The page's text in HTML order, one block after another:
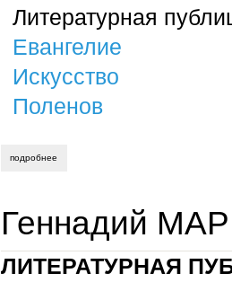
Литературная
Евангелие
Искусство
Поленов
подробнее
Геннадий
ЛИТЕРАТУРНАЯ